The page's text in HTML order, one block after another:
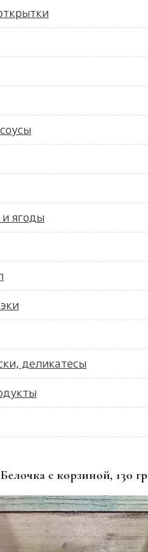
ягоды
деликатесы
с корзиной, 130 гр